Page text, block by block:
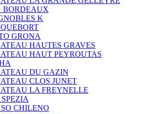
BORDEAUX
K
GRONA
HAUTES GRAVES
HAUT PEYROUTAS
DU GAZIN
CLOS JUNET
LA FREYNELLE
CHILENO